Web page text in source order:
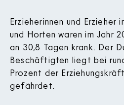
Erzieherinnen und Erzieher
und Horten waren im Jahr
an 30,8 Tagen krank. Der
Beschäftigten liegt bei
Prozent der
gefährdet.